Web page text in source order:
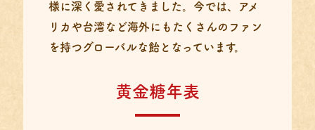
様に深く愛されてきました。今では、アメ
リカや台湾など海外にもたくさんのファン
を持つグローバルな飴となっています。
黄金糖年表